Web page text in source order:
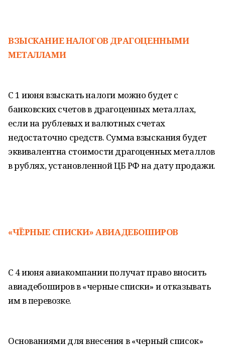
ВЗЫСКАНИЕ НАЛОГОВ ДРАГОЦЕННЫМИ
МЕТАЛЛАМИ
С 1 июня взыскать налоги можно будет с
банковских счетов в драгоценных металлах,
если на рублевых и валютных счетах
недостаточно средств. Сумма взыскания будет
эквивалентна стоимости драгоценных металлов
в рублях, установленной ЦБ РФ на дату продажи.
«ЧЁРНЫЕ СПИСКИ» АВИАДЕБОШИРОВ
С 4 июня авиакомпании получат право вносить
авиадебоширов в «черные списки» и отказывать
им в перевозке.
Основаниями для внесения в «черный список»